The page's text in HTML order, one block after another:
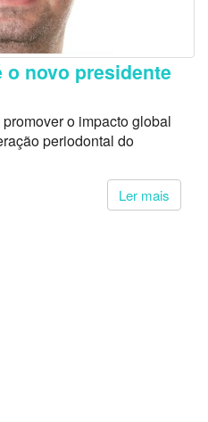
novo presidente
o impacto global
periodontal do
Ler mais